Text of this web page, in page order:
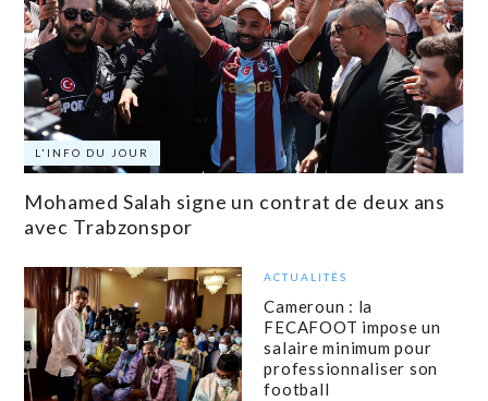
L'INFO DU JOUR
Mohamed Salah signe un contrat de deux ans
avec Trabzonspor
ACTUALITÉS
Cameroun : la
FECAFOOT impose un
salaire minimum pour
professionnaliser son
football